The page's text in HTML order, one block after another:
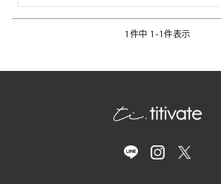
1 件中 1 -1件表示